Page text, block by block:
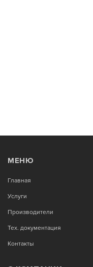
МЕНЮ
Главная
Услуги
Производители
Тех. документация
Контакты